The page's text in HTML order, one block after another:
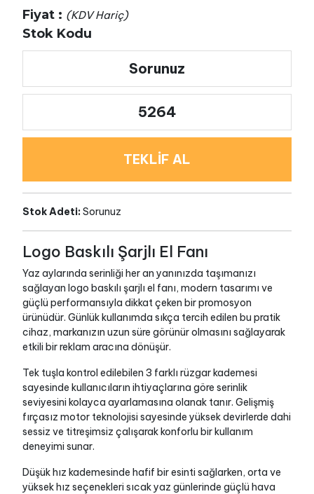
Fiyat : (KDV Hariç)
Stok Kodu
Sorunuz
5264
TEKLİF AL
Stok Adeti: Sorunuz
Logo Baskılı Şarjlı El Fanı
Yaz aylarında serinliği her an yanınızda taşımanızı
sağlayan logo baskılı şarjlı el fanı, modern tasarımı ve
güçlü performansıyla dikkat çeken bir promosyon
ürünüdür. Günlük kullanımda sıkça tercih edilen bu pratik
cihaz, markanızın uzun süre görünür olmasını sağlayarak
etkili bir reklam aracına dönüşür.
Tek tuşla kontrol edilebilen 3 farklı rüzgar kademesi
sayesinde kullanıcıların ihtiyaçlarına göre serinlik
seviyesini kolayca ayarlamasına olanak tanır. Gelişmiş
fırçasız motor teknolojisi sayesinde yüksek devirlerde dahi
sessiz ve titreşimsiz çalışarak konforlu bir kullanım
deneyimi sunar.
Düşük hız kademesinde hafif bir esinti sağlarken, orta ve
yüksek hız seçenekleri sıcak yaz günlerinde güçlü hava